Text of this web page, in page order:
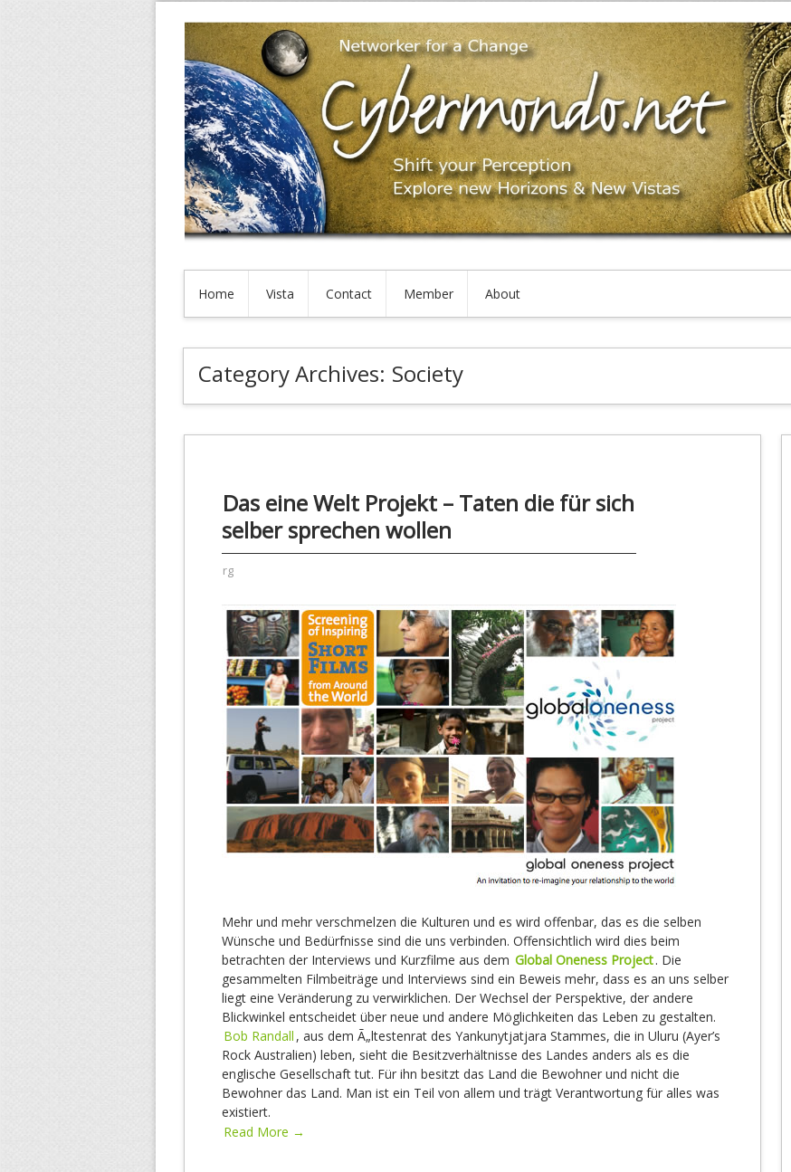
Home Vista Contact Member About
Category Archives: Society
Das eine Welt Projekt – Taten die für sich
selber sprechen wollen
rg
Mehr und mehr verschmelzen die Kulturen und es wird offenbar, das es die selben
Wünsche und Bedürfnisse sind die uns verbinden. Offensichtlich wird dies beim
betrachten der Interviews und Kurzfilme aus dem Global Oneness Project. Die
gesammelten Filmbeiträge und Interviews sind ein Beweis mehr, dass es an uns selber
liegt eine Veränderung zu verwirklichen. Der Wechsel der Perspektive, der andere
Blickwinkel entscheidet über neue und andere Möglichkeiten das Leben zu gestalten.
Bob Randall , aus dem Ã„ltestenrat des Yankunytjatjara Stammes, die in Uluru (Ayer’s
Rock Australien) leben, sieht die Besitzverhältnisse des Landes anders als es die
englische Gesellschaft tut. Für ihn besitzt das Land die Bewohner und nicht die
Bewohner das Land. Man ist ein Teil von allem und trägt Verantwortung für alles was
existiert.
Read More →